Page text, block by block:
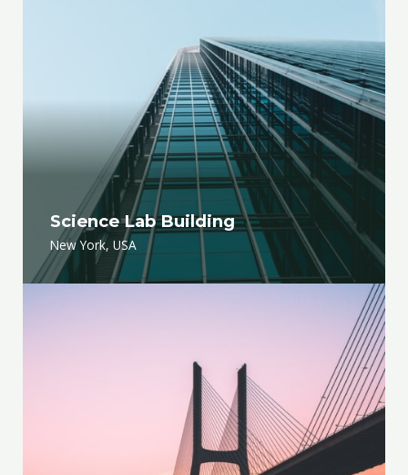
Science Lab Building
New York, USA